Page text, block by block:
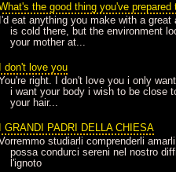
the good thing you've prepared
I'd eat anything you make with a great
is cold there, but the environment
your mother at...
I don't love you
right. I don't love you i only
i want your body i wish to be close
your hair...
I GRANDI PADRI DELLA CHIESA
studiarli comprenderli
possa condurci sereni nel nostro
l'ignoto